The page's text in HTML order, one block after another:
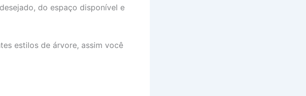
do espaço disponível e
estilos de árvore, assim você